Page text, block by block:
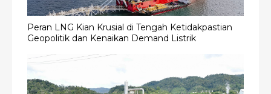
Peran LNG Kian Krusial di Tengah Ketidakpastian
Geopolitik dan Kenaikan Demand Listrik